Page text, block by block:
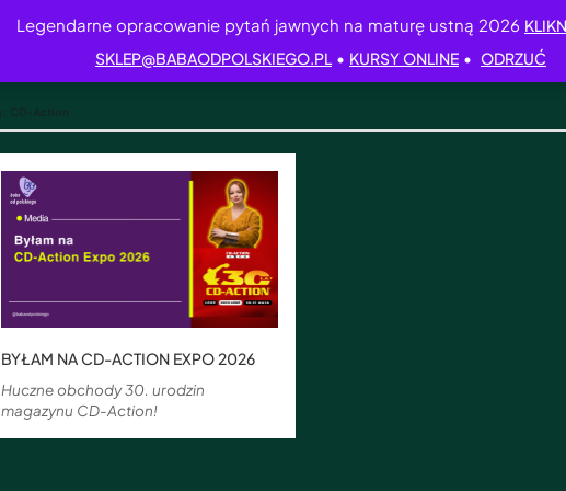
Legendarne opracowanie pytań jawnych na maturę ustną 2026
SKLEP@BABAODPOLSKIEGO.PL • KURSY ONLINE • ODRZUĆ
BYŁAM NA CD-ACTION EXPO 2026
Huczne obchody 30. urodzin
magazynu CD-Action!